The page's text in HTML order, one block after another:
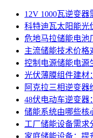
12V 1000瓦逆变
科特迪瓦太阳能光
危地马拉储能电池
主流储能技术价格
控制电源储能电源
光伏薄膜组件建材
阿克拉三相逆变
48伏电动车逆变器
储能系统由哪些核
工厂储能设备需求
家庭储能设备：提